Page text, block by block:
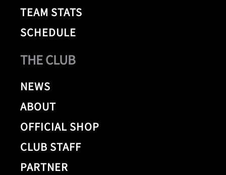
THE CLUB
NEWS
ABOUT
OFFICIAL SHOP
CLUB STAFF
PARTNER
TEAM STATS
SCHEDULE